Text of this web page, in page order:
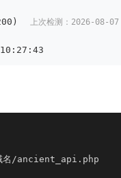
上次检测：2026-08-
名/ancient_api.php